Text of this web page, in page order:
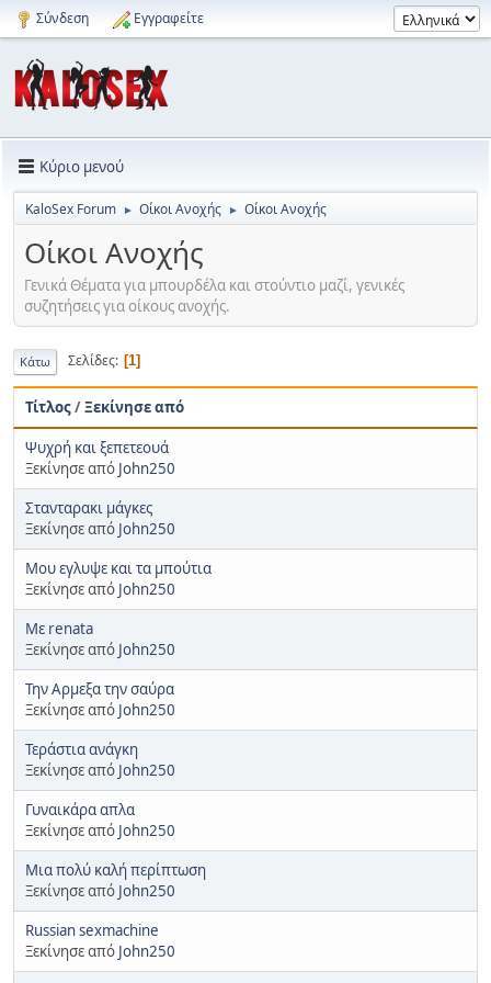
Σύνδεση Εγγραφείτε
Κύριο μενού
KaloSex Forum ► Οίκοι Ανοχής ► Οίκοι Ανοχής
Οίκοι Ανοχής
Γενικά Θέματα για μπουρδέλα και στούντιο μαζί, γενικές
συζητήσεις για οίκους ανοχής.
Κάτω Σελίδες 1
Τίτλος/Ξεκίνησε από
Ψυχρή και ξεπετεουά
Ξεκίνησε από John250
Στανταρακι μάγκες
Ξεκίνησε από John250
Μου εγλυψε και τα μπούτια
Ξεκίνησε από John250
Mε renata
Ξεκίνησε από John250
Την Αρμεξα την σαύρα
Ξεκίνησε από John250
Τεράστια ανάγκη
Ξεκίνησε από John250
Γυναικάρα απλα
Ξεκίνησε από John250
Μια πολύ καλή περίπτωση
Ξεκίνησε από John250
Russian sexmachine
Ξεκίνησε από John250